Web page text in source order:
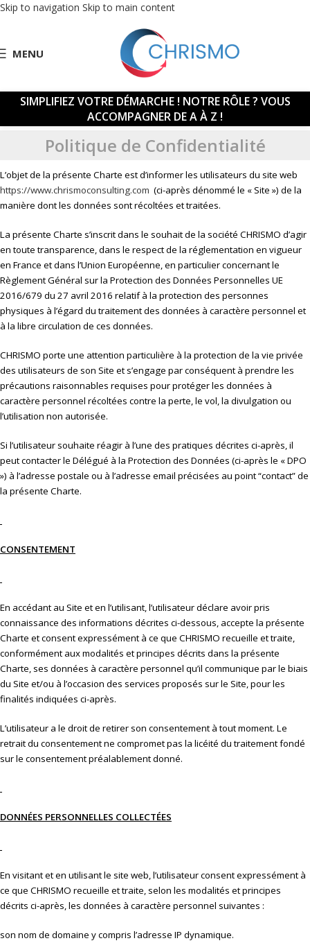
Skip to navigation Skip to main content
MENU
SIMPLIFIEZ VOTRE DÉMARCHE ! NOTRE RÔLE ? VOUS
ACCOMPAGNER DE A À Z !
Politique de Confidentialité
L’objet de la présente Charte est d’informer les utilisateurs du site web
https://www.chrismoconsulting.com (ci-après dénommé le « Site ») de la
manière dont les données sont récoltées et traitées.
La présente Charte s’inscrit dans le souhait de la société CHRISMO d’agir
en toute transparence, dans le respect de la réglementation en vigueur
en France et dans l’Union Européenne, en particulier concernant le
Règlement Général sur la Protection des Données Personnelles UE
2016/679 du 27 avril 2016 relatif à la protection des personnes
physiques à l’égard du traitement des données à caractère personnel et
à la libre circulation de ces données.
CHRISMO porte une attention particulière à la protection de la vie privée
des utilisateurs de son Site et s’engage par conséquent à prendre les
précautions raisonnables requises pour protéger les données à
caractère personnel récoltées contre la perte, le vol, la divulgation ou
l’utilisation non autorisée.
Si l’utilisateur souhaite réagir à l’une des pratiques décrites ci-après, il
peut contacter le Délégué à la Protection des Données (ci-après le « DPO
») à l’adresse postale ou à l’adresse email précisées au point “contact” de
la présente Charte.
CONSENTEMENT
En accédant au Site et en l’utilisant, l’utilisateur déclare avoir pris
connaissance des informations décrites ci-dessous, accepte la présente
Charte et consent expressément à ce que CHRISMO recueille et traite,
conformément aux modalités et principes décrits dans la présente
Charte, ses données à caractère personnel qu’il communique par le biais
du Site et/ou à l’occasion des services proposés sur le Site, pour les
finalités indiquées ci-après.
L’utilisateur a le droit de retirer son consentement à tout moment. Le
retrait du consentement ne compromet pas la licéité du traitement fondé
sur le consentement préalablement donné.
DONNÉES PERSONNELLES COLLECTÉES
En visitant et en utilisant le site web, l’utilisateur consent expressément à
ce que CHRISMO recueille et traite, selon les modalités et principes
décrits ci-après, les données à caractère personnel suivantes :
son nom de domaine y compris l’adresse IP dynamique.